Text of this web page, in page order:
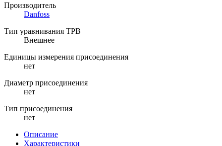
Производитель
Danfoss
Тип уравнивания ТРВ
Внешнее
Единицы измерения присоединения
нет
Диаметр присоединения
нет
Тип присоединения
нет
Описание
Характеристики